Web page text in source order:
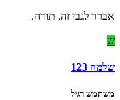
אברר לגבי זה, תודה.
ש
שלמה 123
משתמש רגיל